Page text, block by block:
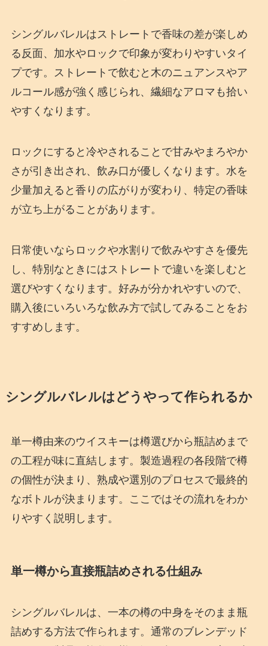
シングルバレルはストレートで香味の差が楽しめ
る反面、加水やロックで印象が変わりやすいタイ
プです。ストレートで飲むと木のニュアンスやア
ルコール感が強く感じられ、繊細なアロマも拾い
やすくなります。
ロックにすると冷やされることで甘みやまろやか
さが引き出され、飲み口が優しくなります。水を
少量加えると香りの広がりが変わり、特定の香味
が立ち上がることがあります。
日常使いならロックや水割りで飲みやすさを優先
し、特別なときにはストレートで違いを楽しむと
選びやすくなります。好みが分かれやすいので、
購入後にいろいろな飲み方で試してみることをお
すすめします。
シングルバレルはどうやって作られるか
単一樽由来のウイスキーは樽選びから瓶詰めまで
の工程が味に直結します。製造過程の各段階で樽
の個性が決まり、熟成や選別のプロセスで最終的
なボトルが決まります。ここではその流れをわか
りやすく説明します。
単一樽から直接瓶詰めされる仕組み
シングルバレルは、一本の樽の中身をそのまま瓶
詰めする方法で作られます。通常のブレンデッド